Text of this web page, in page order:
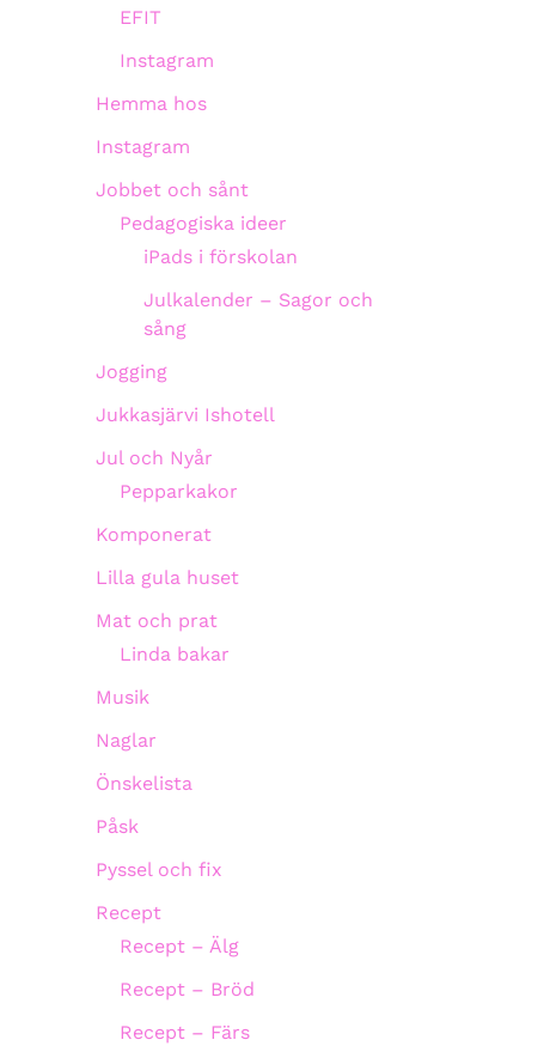
EFIT
Instagram
Hemma hos
Instagram
Jobbet och sånt
Pedagogiska ideer
iPads i förskolan
Julkalender – Sagor och
sång
Jogging
Jukkasjärvi Ishotell
Jul och Nyår
Pepparkakor
Komponerat
Lilla gula huset
Mat och prat
Linda bakar
Musik
Naglar
Önskelista
Påsk
Pyssel och fix
Recept
Recept – Älg
Recept – Bröd
Recept – Färs